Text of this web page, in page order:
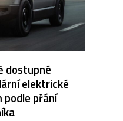
dostupné
elektrické
podle přání